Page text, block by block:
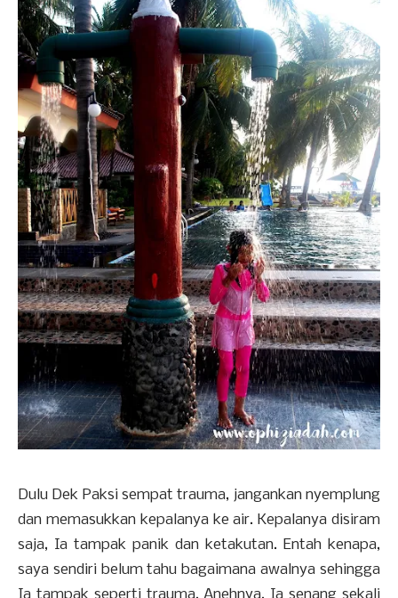
Dulu Dek Paksi sempat trauma, jangankan nyemplung
dan memasukkan kepalanya ke air. Kepalanya disiram
saja, Ia tampak panik dan ketakutan. Entah kenapa,
saya sendiri belum tahu bagaimana awalnya sehingga